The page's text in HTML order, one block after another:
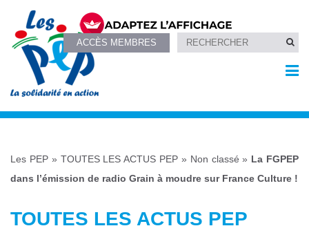
ACCÈS MEMBRES
Les PEP» TOUTES LES ACTUS PEP » Non classé » La FGPEP
dans l’émission de radio Grain à moudre sur France Culture !
TOUTES LES ACTUS PEP